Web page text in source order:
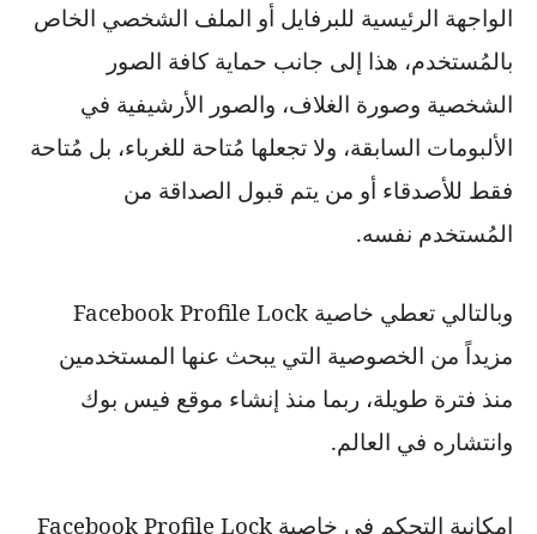
الواجهة الرئيسية للبرفايل أو الملف الشخصي الخاص
بالمُستخدم، هذا إلى جانب حماية كافة الصور
الشخصية وصورة الغلاف، والصور الأرشيفية في
الألبومات السابقة، ولا تجعلها مُتاحة للغرباء، بل مُتاحة
فقط للأصدقاء أو من يتم قبول الصداقة من
المُستخدم نفسه.
وبالتالي تعطي خاصيةFacebook Profile Lock
مزيداً من الخصوصية التي يبحث عنها المستخدمين
منذ فترة طويلة، ربما منذ إنشاء موقع فيس بوك
وانتشاره في العالم.
إمكانية التحكم في خاصيةFacebook Profile Lock